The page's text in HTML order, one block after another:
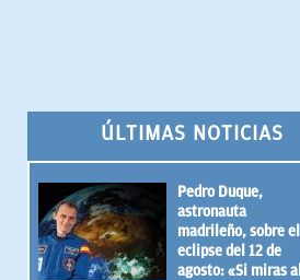
ÚLTIMAS NOTICIAS
Pedro Duque,
astronauta
madrileño, sobre el
eclipse del 12 de
agosto: «Si miras al